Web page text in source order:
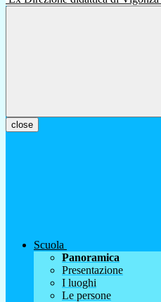
close
Scuola
Panoramica
Presentazione
I luoghi
Le persone